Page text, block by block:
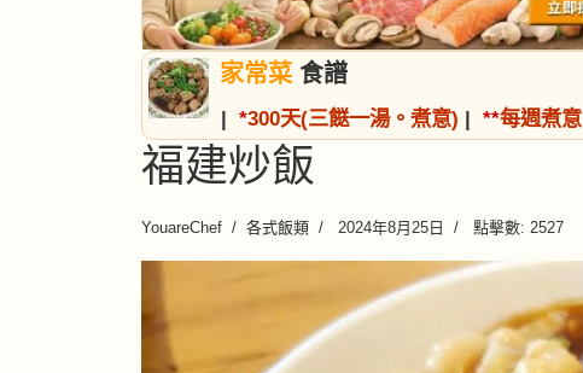
家常菜 食譜
| *300天(三餸一湯。煮意) | **每週煮意
福建炒飯
YouareChef 各式飯類 2024年8月25日 點擊數: 2527